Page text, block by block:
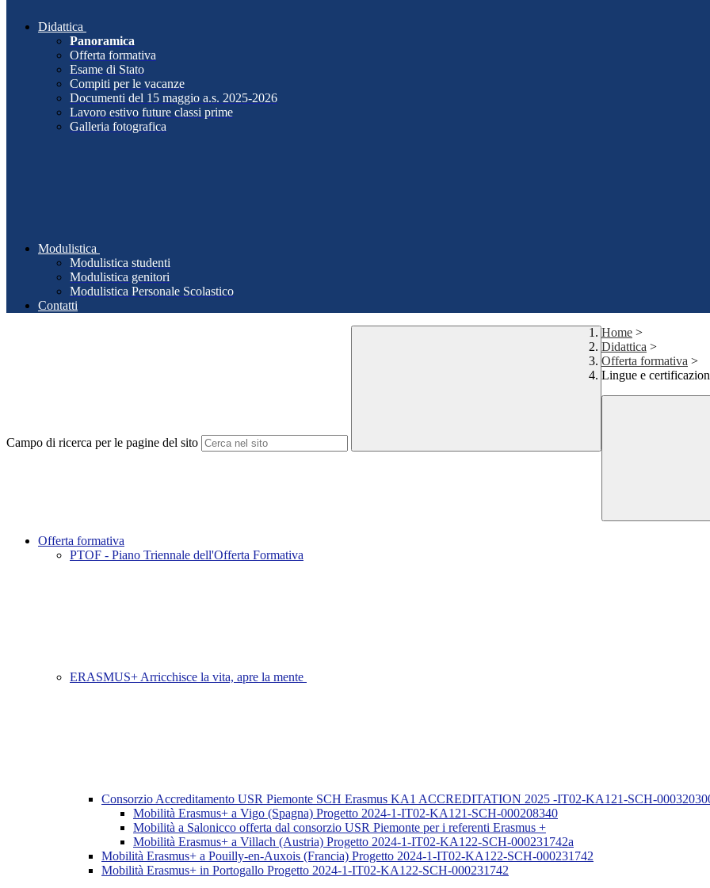
Didattica
Panoramica
Offerta formativa
Esame di Stato
Compiti per le vacanze
Documenti del 15 maggio a.s. 2025-2026
Lavoro estivo future classi prime
Galleria fotografica
Modulistica
Modulistica studenti
Modulistica genitori
Modulistica Personale Scolastico
Contatti
Campo di ricerca per le pagine del sito
Home >
Didattica >
Offerta formativa >
Lingue e
Offerta formativa
PTOF - Piano Triennale dell'Offerta Formativa
ERASMUS+ Arricchisce la vita, apre la mente
Consorzio Accreditamento USR Piemonte SCH Erasmus KA1 ACCREDITATION 2025 -IT02-KA121-SCH-
Mobilità Erasmus+ a Vigo (Spagna) Progetto 2024-1-IT02-KA121-SCH-000208340
Mobilità a Salonicco offerta dal consorzio USR Piemonte per i referenti Erasmus +
Mobilità Erasmus+ a Villach (Austria) Progetto 2024-1-IT02-KA122-SCH-000231742a
Mobilità Erasmus+ a Pouilly-en-Auxois (Francia) Progetto 2024-1-IT02-KA122-SCH-000231742
Mobilità Erasmus+ in Portogallo Progetto 2024-1-IT02-KA122-SCH-000231742